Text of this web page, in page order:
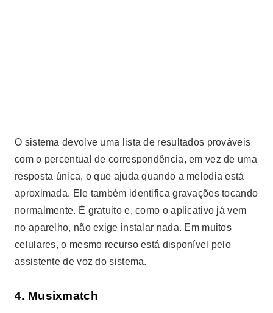
O sistema devolve uma lista de resultados prováveis
com o percentual de correspondência, em vez de uma
resposta única, o que ajuda quando a melodia está
aproximada. Ele também identifica gravações tocando
normalmente. É gratuito e, como o aplicativo já vem
no aparelho, não exige instalar nada. Em muitos
celulares, o mesmo recurso está disponível pelo
assistente de voz do sistema.
4. Musixmatch